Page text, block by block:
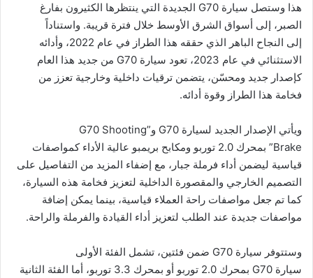
هذا وستصل سيارة G70 الجديدة التي ينتظرها الكثيرون بفارغ
الصبر، إلى أسواق الشرق الأوسط خلال فترة قريبة. واستناداً
إلى النجاح الباهر الذي حققه هذا الطراز في عام 2022، وأدائه
الاستثنائي في عام 2023، تعود سيارة G70 من جديد هذا العام
كإصدار جديد ومحسّن، يتضمن ترقيات داخلية وخارجية تعزز من
فخامة هذا الطراز وقوة أدائه.
ويأتي الإصدار الجديد لسيارة G70 و”G70 Shooting
Brake” بمحرك 2.0 توربو ومكابح بريمبو عالية الأداء كمواصفات
قياسية ليضمن أداء فرملة جبار، مع إضفاء المزيد من التفاصيل على
التصميم الخارجي والمقصورة الداخلية لتعزيز فخامة هذه السيارة،
كما تم جعل مواصفات راحة العملاء قياسية، بينما يمكن إضافة
مواصفات جديدة عند الطلب لتعزيز أداء القيادة والفرملة والراحة.
وستتوفر سيارة G70 ضمن فئتين، تشمل الفئة الأولى
سيارة G70 بمحرك 2.0 توربو أو بمحرك 3.3 توربو، أما الفئة الثانية